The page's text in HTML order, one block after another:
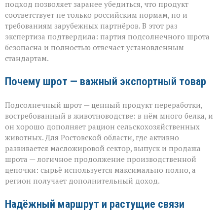
подход позволяет заранее убедиться, что продукт
соответствует не только российским нормам, но и
требованиям зарубежных партнёров. В этот раз
экспертиза подтвердила: партия подсолнечного шрота
безопасна и полностью отвечает установленным
стандартам.
Почему шрот — важный экспортный товар
Подсолнечный шрот — ценный продукт переработки,
востребованный в животноводстве: в нём много белка, и
он хорошо дополняет рацион сельскохозяйственных
животных. Для Ростовской области, где активно
развивается масложировой сектор, выпуск и продажа
шрота — логичное продолжение производственной
цепочки: сырьё используется максимально полно, а
регион получает дополнительный доход.
Надёжный маршрут и растущие связи